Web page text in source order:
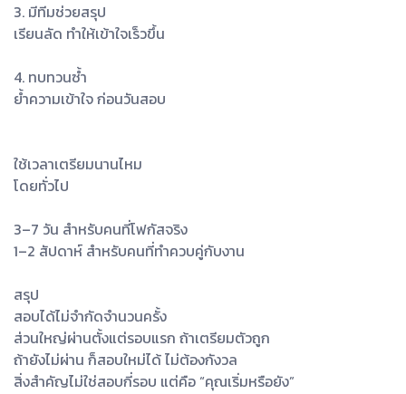
3. มีทีมช่วยสรุป
เรียนลัด ทำให้เข้าใจเร็วขึ้น
4. ทบทวนซ้ำ
ย้ำความเข้าใจ ก่อนวันสอบ
ใช้เวลาเตรียมนานไหม
โดยทั่วไป
3–7 วัน สำหรับคนที่โฟกัสจริง
1–2 สัปดาห์ สำหรับคนที่ทำควบคู่กับงาน
สรุป
สอบได้ไม่จำกัดจำนวนครั้ง
ส่วนใหญ่ผ่านตั้งแต่รอบแรก ถ้าเตรียมตัวถูก
ถ้ายังไม่ผ่าน ก็สอบใหม่ได้ ไม่ต้องกังวล
สิ่งสำคัญไม่ใช่สอบกี่รอบ แต่คือ “คุณเริ่มหรือยัง”